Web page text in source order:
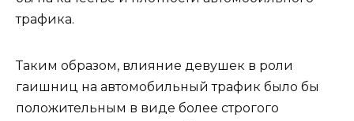
трафика.
Таким образом, влияние девушек в роли
гаишниц на автомобильный трафик было бы
положительным в виде более строгого